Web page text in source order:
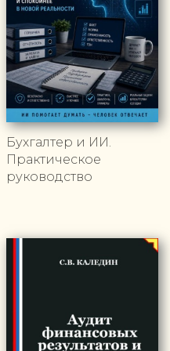
Бухгалтер и ИИ.
Практическое
руководство